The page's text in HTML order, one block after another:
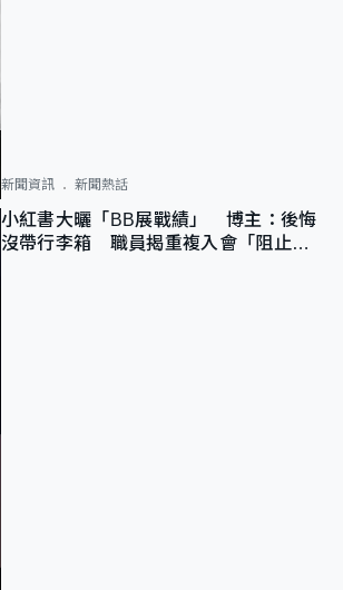
新聞資訊 新聞熱話
小紅書大曬「BB展戰績」 博主：後悔
沒帶行李箱 職員揭重複入會「阻止唔